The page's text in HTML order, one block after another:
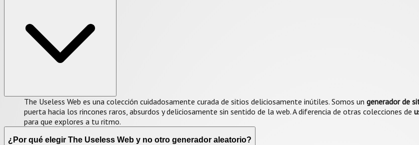
The Useless Web es una colección cuidadosamente curada de sitios deliciosamente inútiles. Somos un generador de
puerta hacia los rincones raros, absurdos y deliciosamente sin sentido de la web. A diferencia de otras colecciones de
para que explores a tu ritmo.
¿Por qué elegir The Useless Web y no otro generador aleatorio?